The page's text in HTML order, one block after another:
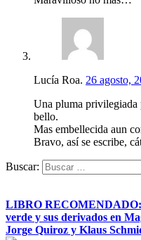
Lucía Roa. 26 agosto,
Una pluma privilegiada
bello.
Mas embellecida aun
Bravo, así se escribe,
Buscar:
LIBRO RECOMENDADO:
verde y sus derivados en
Jorge Quiroz y Klaus